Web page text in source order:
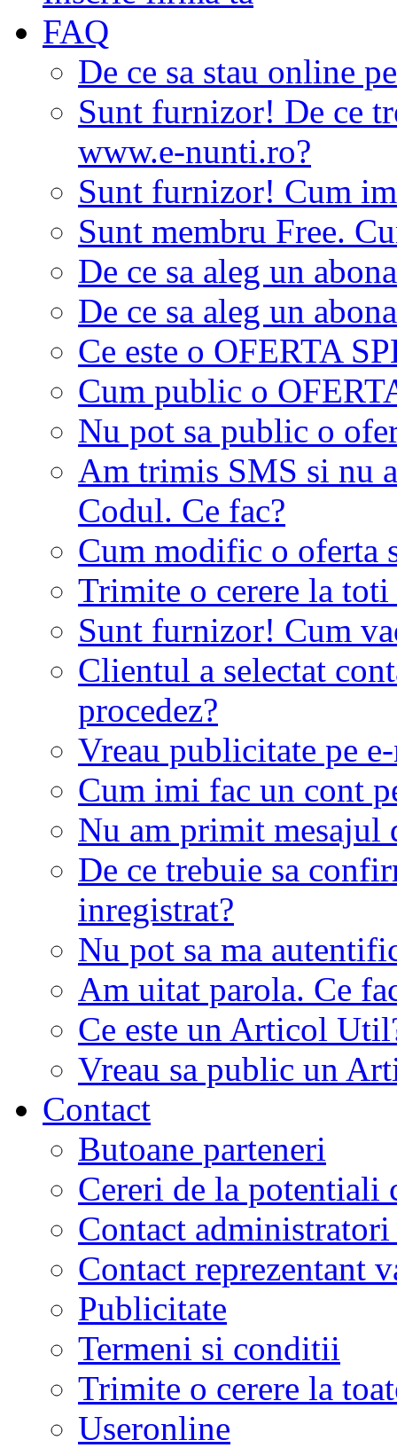
FAQ
De ce sa stau online
Sunt furnizor! De ce
www.e-nunti.ro?
Sunt furnizor! Cum
Sunt membru Free.
De ce sa aleg un
De ce sa aleg un
Ce este o OFERTA
Cum public o
Nu pot sa public o
Am trimis SMS si nu
Codul. Ce fac?
Cum modific o oferta
Trimite o cerere la
Sunt furnizor! Cum
Clientul a selectat
procedez?
Vreau publicitate pe
Cum imi fac un cont
Nu am primit mesajul
De ce trebuie sa
inregistrat?
Nu pot sa ma
Am uitat parola. Ce
Ce este un Articol
Vreau sa public un
Contact
Butoane parteneri
Cereri de la potentiali
Contact
Contact reprezentant
Publicitate
Termeni si conditii
Trimite o cerere la
Useronline